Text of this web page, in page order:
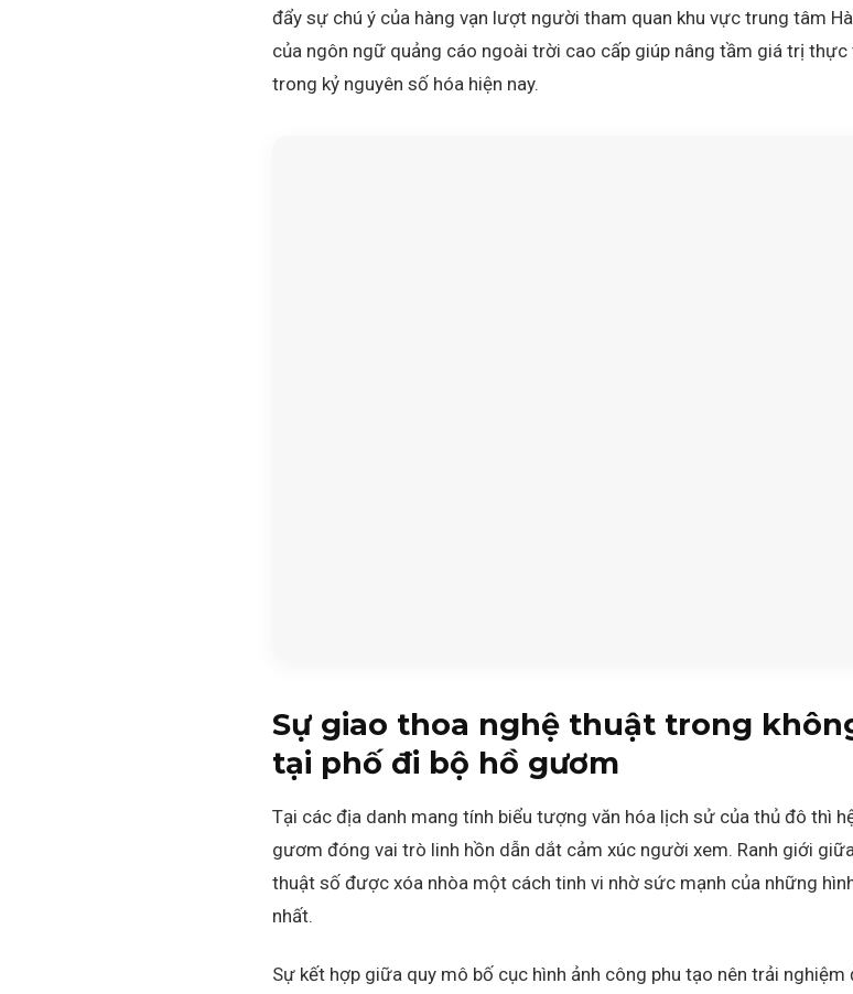
đẩy sự chú ý của hàng vạn lượt người tham quan khu vực trung tâm
của ngôn ngữ quảng cáo ngoài trời cao cấp giúp nâng tầm giá trị
trong kỷ nguyên số hóa hiện nay.
Sự giao thoa nghệ thuật trong
tại phố đi bộ hồ gươm
Tại các địa danh mang tính biểu tượng văn hóa lịch sử của thủ đô thì
gươm đóng vai trò linh hồn dẫn dắt cảm xúc người xem. Ranh giới
thuật số được xóa nhòa một cách tinh vi nhờ sức mạnh của những
nhất.
Sự kết hợp giữa quy mô bố cục hình ảnh công phu tạo nên trải